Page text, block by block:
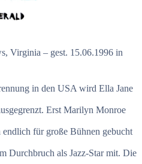
Virginia – gest. 15.06.1996 in
in den USA wird Ella Jane
Erst Marilyn Monroe
für große Bühnen gebucht
Durchbruch als Jazz-Star mit. Die